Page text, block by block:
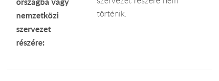
nemzetközi
szervezet
részére:
történik.